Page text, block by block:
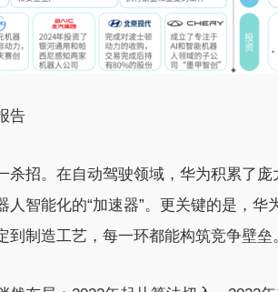
告
杀招。在自动驾驶领域，华为积累了
人智能化的“加速器”。更关键的是，
到制造工艺，每一环都能构筑竞争壁垒